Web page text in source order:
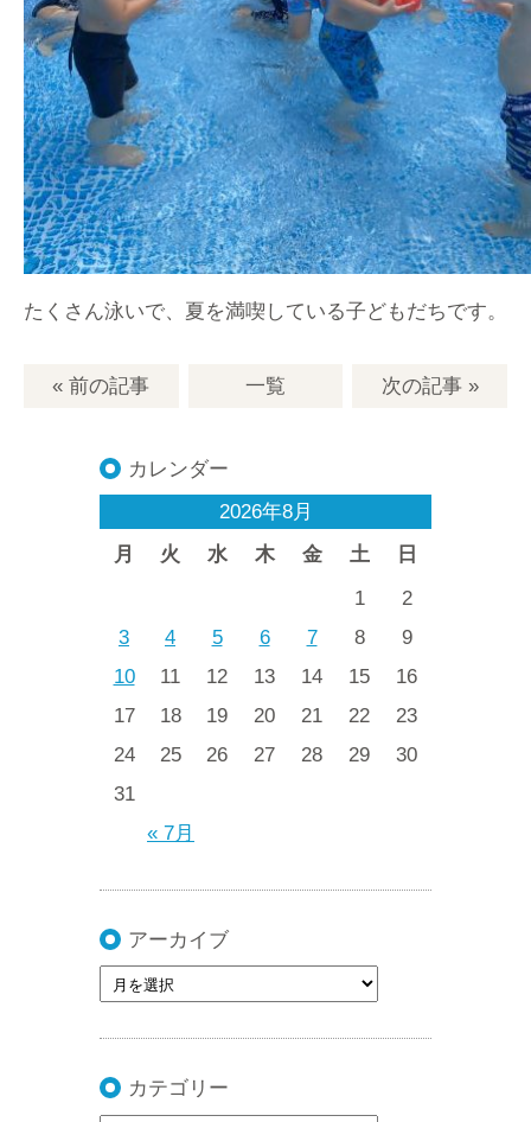
たくさん泳いで、夏を満喫している子どもだちです。
« 前の記事 一覧 次の記事»
カレンダー
2026年8月
月
火 水 木 金 土 日
« 7月
1
2
3
4 5 6 7 8
9
10
11 12 13 14 15
16
17
18 19 20 21 22
23
24
25 26 27 28 29
30
31
アーカイブ
カテゴリー